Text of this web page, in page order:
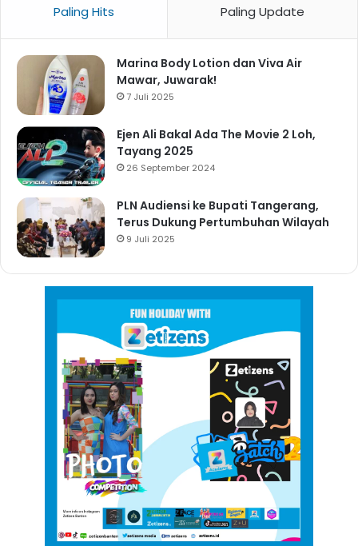
Paling Hits Paling Update
Marina Body Lotion dan Viva Air
Mawar, Juwarak!
7 Juli 2025
Ejen Ali Bakal Ada The Movie 2 Loh,
Tayang 2025
26 September 2024
PLN Audiensi ke Bupati Tangerang,
Terus Dukung Pertumbuhan Wilayah
9 Juli 2025